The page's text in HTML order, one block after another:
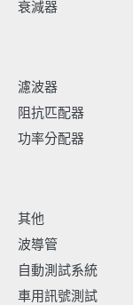
衰減器
濾波器
阻抗匹配器
功率分配器
其他
波導管
自動測試系統
車用訊號測試